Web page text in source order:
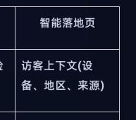
智能落地页
访客上下文(设
备、地区、来源)